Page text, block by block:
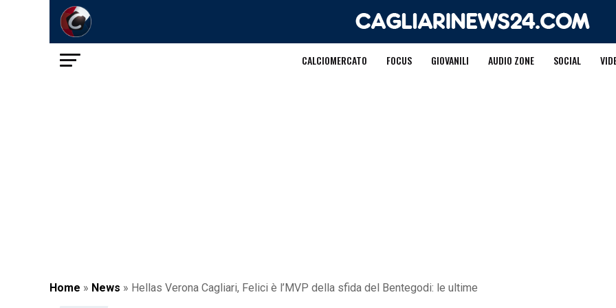
CALCIOMERCATO FOCUS GIOVANILI AUDIO ZONE SOCIAL
Home » News » Hellas Verona Cagliari, Felici è l’MVP della sfida del Bentegodi: le ultime